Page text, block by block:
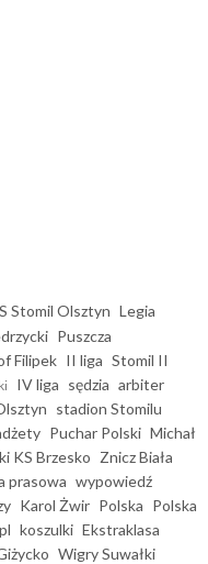
Stomil Olsztyn Legia
Puszcza
Filipek II liga Stomil II
IV liga sędzia arbiter
stadion Stomilu
Puchar Polski Michał
KS Brzesko Znicz Biała
prasowa wypowiedź
Karol Żwir Polska Polska
koszulki Ekstraklasa
Wigry Suwałki